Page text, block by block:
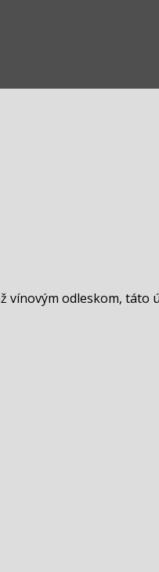
vínovým odleskom, táto